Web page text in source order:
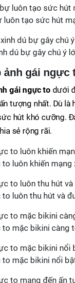
luôn tạo sức hút
dú bự gây chú ý
ảnh gái ngực
gái ngực to dưới
tượng nhất. Dù là
hút khó cưỡng.
sẻ rộng rãi.
luôn khiến
to luôn thu hút và
to mặc bikini càng
to mặc bikini nổi